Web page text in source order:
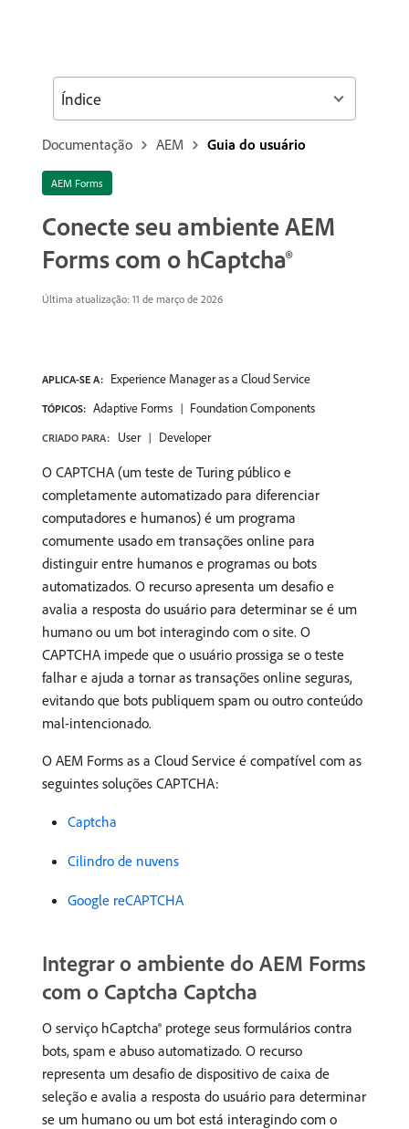
Documentação AEM Guia do usuário
AEM Forms
Conecte seu ambiente AEM
Forms com o hCaptcha®
Última atualização: 11 de março de 2026
APLICA-SE A: Experience Manager as a Cloud Service
TÓPICOS: Adaptive Forms Foundation Components
CRIADO PARA: User Developer
O CAPTCHA (um teste de Turing público e
completamente automatizado para diferenciar
computadores e humanos) é um programa
comumente usado em transações online para
distinguir entre humanos e programas ou bots
automatizados. O recurso apresenta um desafio e
avalia a resposta do usuário para determinar se é um
humano ou um bot interagindo com o site. O
CAPTCHA impede que o usuário prossiga se o teste
falhar e ajuda a tornar as transações online seguras,
evitando que bots publiquem spam ou outro conteúdo
mal-intencionado.
O AEM Forms as a Cloud Service é compatível com as
seguintes soluções CAPTCHA:
Captcha
Cilindro de nuvens
Google reCAPTCHA
Integrar o ambiente do AEM Forms
com o Captcha Captcha
O serviço hCaptcha® protege seus formulários contra
bots, spam e abuso automatizado. O recurso
representa um desafio de dispositivo de caixa de
seleção e avalia a resposta do usuário para determinar
se um humano ou um bot está interagindo com o
Índice